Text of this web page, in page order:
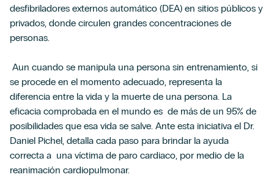
desfibriladores externos automático (DEA) en sitios públicos y
privados, donde circulen grandes concentraciones de
personas.
Aun cuando se manipula una persona sin entrenamiento, si
se procede en el momento adecuado, representa la
diferencia entre la vida y la muerte de una persona. La
eficacia comprobada en el mundo es de más de un 95% de
posibilidades que esa vida se salve. Ante esta iniciativa el Dr.
Daniel Pichel, detalla cada paso para brindar la ayuda
correcta a una víctima de paro cardiaco, por medio de la
reanimación cardiopulmonar.